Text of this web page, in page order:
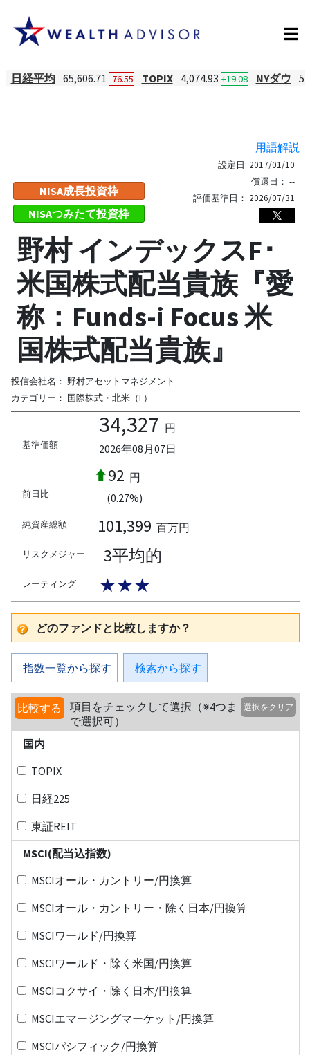
日経平均 65,606.71 -76.55 TOPIX 4,074.93 +19.08 NYダウ
用語解説
NISA成長投資枠
NISAつみたて投資枠
設定日: 2017/01/10
償還日： --
評価基準日： 2026/07/31
野村 インデックスF･
米国株式配当貴族『愛
称：Funds-i Focus 米
国株式配当貴族』
投信会社名： 野村アセットマネジメント
カテゴリー： 国際株式・北米（F）
基準価額
34,327 円
2026年08月07日
前日比
92 円
(0.27%)
純資産総額 101,399 百万円
リスクメジャー 3平均的
レーティング ★★★
どのファンドと比較しますか？
指数一覧から探す 検索から探す
比較する
項目をチェックして選択（※4つま
で選択可）
選択をクリア
国内
TOPIX
日経225
東証REIT
MSCI(配当込指数)
MSCIオール・カントリー/円換算
MSCIオール・カントリー・除く日本/円換算
MSCIワールド/円換算
MSCIワールド・除く米国/円換算
MSCIコクサイ・除く日本/円換算
MSCIエマージングマーケット/円換算
MSCIパシフィック/円換算